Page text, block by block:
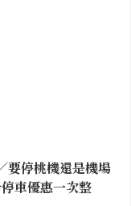
要停桃機還是機場
車優惠一次整